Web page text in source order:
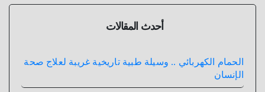
أحدث المقالات
الحمام الكهربائي .. وسيلة طبية تاريخية غريبة لعلاج صحة
الإنسان